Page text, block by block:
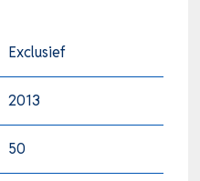
en open keuken
licht aan door de
indeling. Er is
Exclusief
2013
50